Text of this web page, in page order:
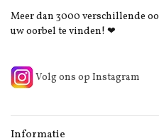
Meer dan 3000 verschillende
uw oorbel te vinden! ❤
Volg ons op Instagram